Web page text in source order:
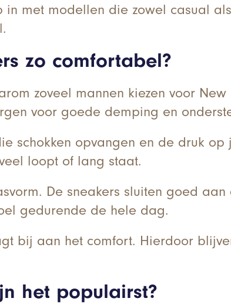
met modellen die zowel casual
zo comfortabel?
zoveel mannen kiezen voor
voor goede demping en
schokken opvangen en de druk
loopt of lang staat.
De sneakers sluiten goed
gedurende de hele dag.
bij aan het comfort. Hierdoor
het populairst?